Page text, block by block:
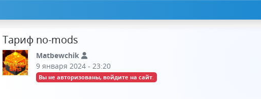
Тариф no-mods
Matbewchik
9 января 2024 - 23:20
Вы не авторизованы, войдите на сайт.